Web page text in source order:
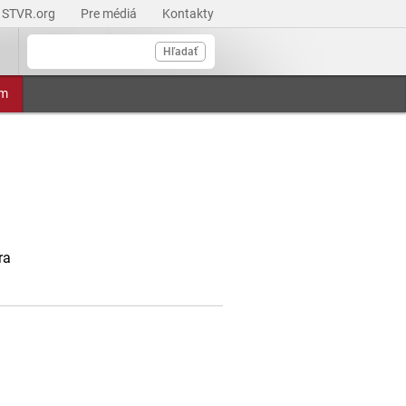
STVR.org Pre médiá Kontakty
Hľadať